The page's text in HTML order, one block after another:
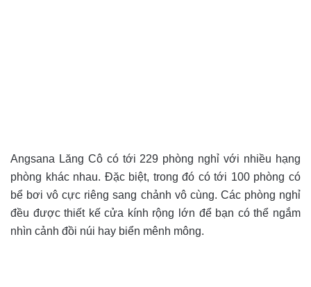
Angsana Lăng Cô có tới 229 phòng nghỉ với nhiều hạng
phòng khác nhau. Đặc biệt, trong đó có tới 100 phòng có
bể bơi vô cực riêng sang chảnh vô cùng. Các phòng nghỉ
đều được thiết kế cửa kính rộng lớn để bạn có thể ngắm
nhìn cảnh đồi núi hay biển mênh mông.